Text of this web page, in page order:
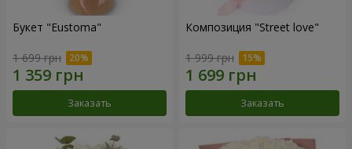
Букет "Eustoma"
1 699 грн
Заказать
Композиция "Street love"
1 999 грн
Заказать